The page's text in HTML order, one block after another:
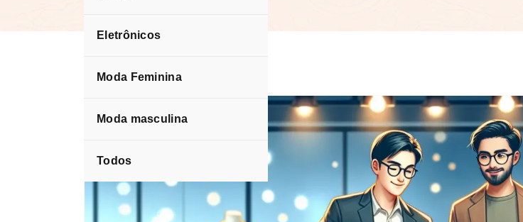
Eletrônicos
Moda Feminina
Moda masculina
Todos
Blog Fashion